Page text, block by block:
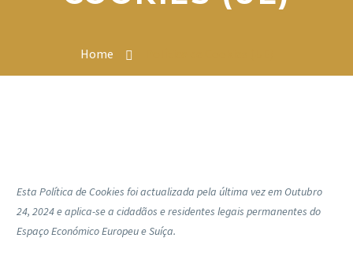
Home
Esta Política de Cookies foi actualizada pela última vez em Outubro
24, 2024 e aplica-se a cidadãos e residentes legais permanentes do
Espaço Económico Europeu e Suíça.